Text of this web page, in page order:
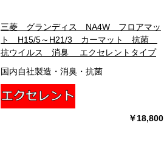
三菱 グランディス NA4W フロアマッ
ト H15/5～H21/3 カーマット 抗菌
抗ウイルス 消臭 エクセレントタイプ
国内自社製造・消臭・抗菌
￥18,800